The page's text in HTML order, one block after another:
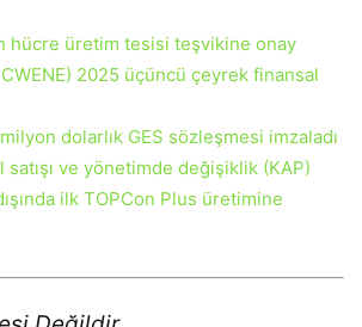
hücre üretim tesisi teşvikine onay
2025 üçüncü çeyrek finansal
dolarlık GES sözleşmesi imzaladı
satışı ve yönetimde değişiklik (KAP)
ilk TOPCon Plus üretimine